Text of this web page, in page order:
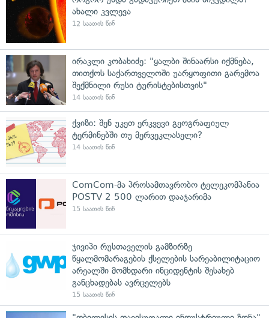
ახალი კვლევა
12 საათის წინ
ირაკლი კობახიძე: "ყალბი შინაარსი იქმნება,
თითქოს საქართველოში უარყოფითი გარემოა
შექმნილი რუსი ტურისტებისთვის"
14 საათის წინ
ქვიზი: შენ უკეთ ერკვევი გეოგრაფიულ
ტერმინებში თუ მერვეკლასელი?
14 საათის წინ
ComCom-მა პროსამთავრობო ტელეკომპანია
POSTV 2 500 ლარით დააჯარიმა
15 საათის წინ
ჯივიპი რუსთაველის გამზირზე
წყალმომარაგების ქსელების სარეაბილიტაციო
არეალში მომხდარი ინციდენტის შესახებ
განცხადებას ავრცელებს
15 საათის წინ